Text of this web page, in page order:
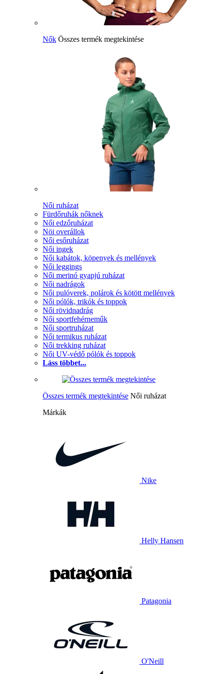
Nők Összes termék megtekintése
Női ruházat
Fürdőruhák nőknek
Női edzőruházat
Nöi overállok
Női esőruházat
Női ingek
Női kabátok, köpenyek és mellények
Női leggings
Női merinó gyapjú ruházat
Női nadrágok
Női pulóverek, polárok és kötött mellények
Női pólók, trikók és toppok
Női rövidnadrág
Női sportfehérneműk
Női sportruházat
Női termikus ruházat
Női trekking ruházat
Női UV-védő pólók és toppok
Láss többet...
Összes termék megtekintése Női ruházat
Márkák
Nike
Helly Hansen
Patagonia
O'Neill